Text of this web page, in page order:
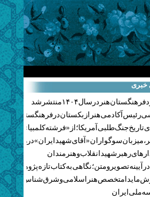
خبری
هنر در سال ۱۴۰۴ منتشر شد
رئیس آکادمی هنر ازبکستان در فرهنگستان هنر
تاریخ جنگ‌طلبی آمریکا؛ از «فرشته کلمبیا» تا
میزبان سوگواران «آقای شهید ایران» در
رهبر شهید انقلاب و هنرمندان
آیینه تصویر و متن؛ نگاهی به کتاب تازه پژوهشکده
مایدا متخصص هنر اسلامی و شرق‌شناس
ملی ایران